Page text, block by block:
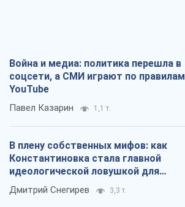
Война и медиа: политика перешла в
соцсети, а СМИ играют по правилам
YouTube
Павел Казарин 1,1 т.
В плену собственных мифов: как
Константиновка стала главной
идеологической ловушкой для
российских оккупантов
Дмитрий Снегирев 3,3 т.